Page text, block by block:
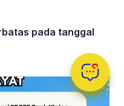
pada tanggal